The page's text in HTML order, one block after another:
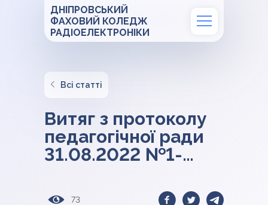
ДНІПРОВСЬКИЙ
ФАХОВИЙ КОЛЕДЖ
РАДІОЕЛЕКТРОНІКИ
Всі статті
Витяг з протоколу
педагогічної ради
31.08.2022 №1-
73